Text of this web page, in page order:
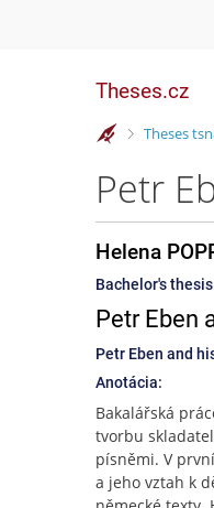
Theses.cz
>
Theses
Helena
Bachelor's thesis
Petr Eben
Petr Eben and
Anotácia:
Bakalářská
tvorbu
písněmi. V
a jeho vztah k